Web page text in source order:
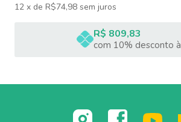
12 x de R$74,98 sem juros
R$ 809,83
com 10% desconto